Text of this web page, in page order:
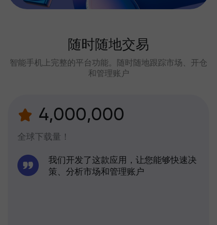
随时随地交易
智能手机上完整的平台功能。随时随地跟踪市场、开仓
和管理账户
4,000,000
全球下载量！
我们开发了这款应用，让您能够快速决
策、分析市场和管理账户